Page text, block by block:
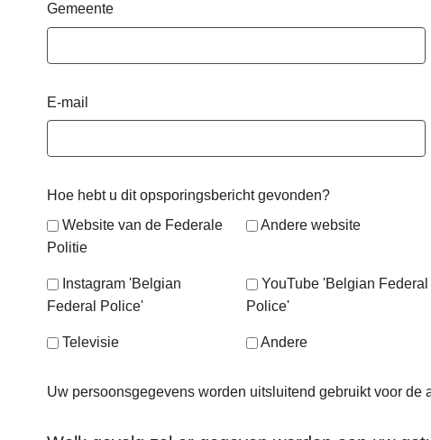
Gemeente
E-mail
Hoe hebt u dit opsporingsbericht gevonden?
Website van de Federale
Politie
Andere website
Instagram 'Belgian
Federal Police'
YouTube 'Belgian Federal
Police'
Televisie Andere
Uw persoonsgegevens worden uitsluitend gebruikt voor